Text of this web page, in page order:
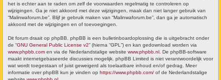
het is echter aan te raden om zelf de voorwaarden regelmatig te controleren op
wijzigingen. Ga je niet akkoord met deze wijzigingen, maak dan niet langer gebruik van
“Malinwaforum.be”. Blijf je gebruik maken van “Malinwaforum.be”, dan ga je automatisch
akkoord met de wijzigingen en of toevoegingen.
Dit forum draait op phpBB. phpBB is een bulletinboardoplossing die is uitgebracht onder
de “GNU General Public License v2” (hierna “GPL”) en kan gedownload worden via
www.phpbb.com en via de Nederlandstalige website www.phpbb.nl . De phpBB-software
maakt internetgebaseerde discussies mogelijk. phpBB Limited is niet verantwoordelijk voor
wat wordt toegestaan of juist geweigerd als toelaatbare inhoud en/of gedrag. Meer
informatie over phpBB kun je vinden op https://www.phpbb.com/ of de Nederlandstalige